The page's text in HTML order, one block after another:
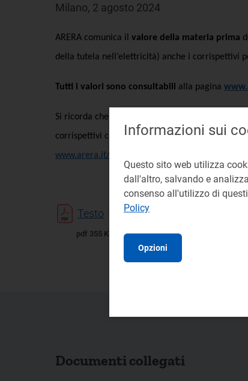
Milano, 2 agosto 2024
ARERA comunica il valore della materia prima
della tutela nell’elettricità) anche i corrispettivi
Tutti i valori sono consultabili alla pagina
Si ricorda che l’Autorità continuerà a definire le
corrispettivi che si applicano, invece, ai clienti
www.arera.it/consumatori/corrispettivi-tutele-
Testo
pdf 355 KB
Documenti collegati
Informazioni sui
Questo sito web utilizza
dall'altro, salvando e
consenso all'utilizzo di
Policy
Opzioni